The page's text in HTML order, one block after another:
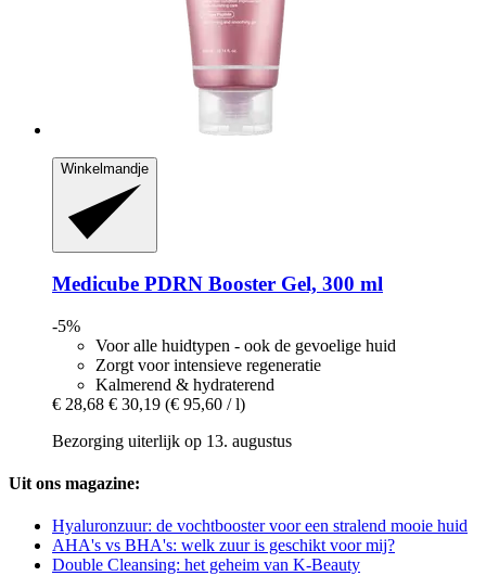
Winkelmandje
Medicube PDRN Booster Gel, 300 ml
-5%
Voor alle huidtypen - ook de gevoelige huid
Zorgt voor intensieve regeneratie
Kalmerend & hydraterend
€ 28,68 € 30,19 (€ 95,60 / l)
Bezorging uiterlijk op 13. augustus
Uit ons magazine:
Hyaluronzuur: de vochtbooster voor een stralend mooie huid
AHA's vs BHA's: welk zuur is geschikt voor mij?
Double Cleansing: het geheim van K-Beauty